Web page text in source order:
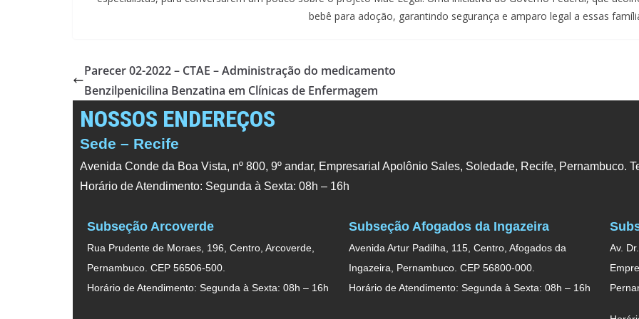
bebê para adoção, garantindo segurança e amparo legal a essas
Parecer 02-2022 – CTAE – Administração do medicamento
Benzilpenicilina Benzatina em Clínicas de Enfermagem
NOSSOS ENDEREÇOS
Sede – Recife
Avenida Conde da Boa Vista, nº 800, 9º andar, Empresarial Apolônio Sales, Soledade, Recife, Pernambuco.
Horário de Atendimento: Segunda à Sexta: 08h – 16h
Subseção Arcoverde
Rua Prudente de Moraes, 196, Centro, Arcoverde,
Pernambuco. CEP 56506-500.
Horário de Atendimento: Segunda à Sexta: 08h – 16h
Subseção Afogados da Ingazeira
Avenida Artur Padilha, 115, Centro, Afogados da
Ingazeira, Pernambuco. CEP 56800-000.
Horário de Atendimento: Segunda à Sexta: 08h – 16h
Av.